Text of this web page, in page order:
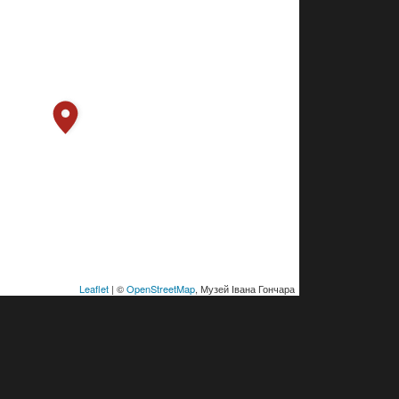
Leaflet | ©OpenStreetMap, Музей Івана Гончара